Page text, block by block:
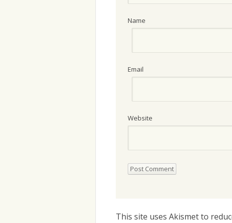
Name
Email
Website
This site uses Akismet to